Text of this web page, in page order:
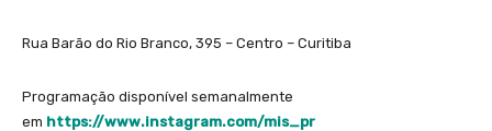
Rua Barão do Rio Branco, 395 – Centro – Curitiba
Programação disponível semanalmente
em https://www.instagram.com/mis_pr